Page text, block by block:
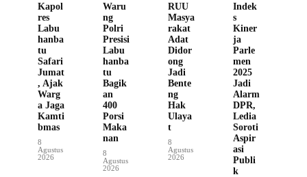
Kapol
res
Labu
hanba
tu
Safari
Jumat
, Ajak
Warg
a Jaga
Kamti
bmas
8
Agustus
2026
Waru
ng
Polri
Presisi
Labu
hanba
tu
Bagik
an
400
Porsi
Maka
nan
8
Agustus
2026
RUU
Masya
rakat
Adat
Didor
ong
Jadi
Bente
ng
Hak
Ulaya
t
8
Agustus
2026
Indek
s
Kiner
ja
Parle
men
2025
Jadi
Alarm
DPR,
Ledia
Soroti
Aspir
asi
Publi
k